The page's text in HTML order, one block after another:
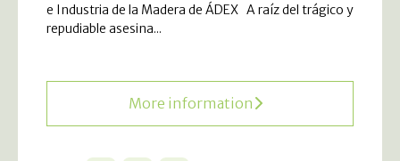
e Industria de la Madera de ÁDEX A raíz del trágico y
repudiable asesina...
More information